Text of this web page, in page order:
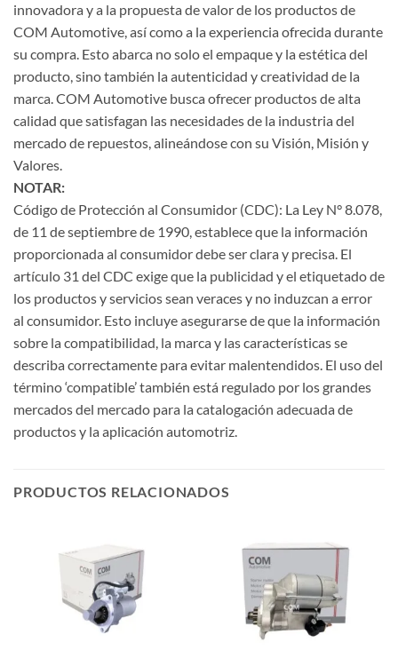
innovadora y a la propuesta de valor de los productos de
COM Automotive, así como a la experiencia ofrecida durante
su compra. Esto abarca no solo el empaque y la estética del
producto, sino también la autenticidad y creatividad de la
marca. COM Automotive busca ofrecer productos de alta
calidad que satisfagan las necesidades de la industria del
mercado de repuestos, alineándose con su Visión, Misión y
Valores.
NOTAR:
Código de Protección al Consumidor (CDC): La Ley N° 8.078,
de 11 de septiembre de 1990, establece que la información
proporcionada al consumidor debe ser clara y precisa. El
artículo 31 del CDC exige que la publicidad y el etiquetado de
los productos y servicios sean veraces y no induzcan a error
al consumidor. Esto incluye asegurarse de que la información
sobre la compatibilidad, la marca y las características se
describa correctamente para evitar malentendidos. El uso del
término ‘compatible’ también está regulado por los grandes
mercados del mercado para la catalogación adecuada de
productos y la aplicación automotriz.
PRODUCTOS RELACIONADOS